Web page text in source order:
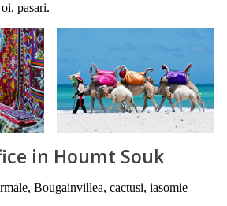
pasari.
in Houmt Souk
Bougainvillea, cactusi, iasomie